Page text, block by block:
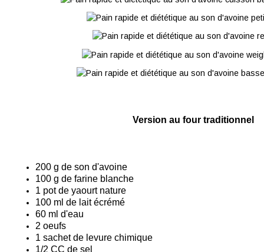
Version au four traditionnel
200 g de son d'avoine
100 g de farine blanche
1 pot de yaourt nature
100 ml de lait écrémé
60 ml d'eau
2 oeufs
1 sachet de levure chimique
1/2 CC de sel